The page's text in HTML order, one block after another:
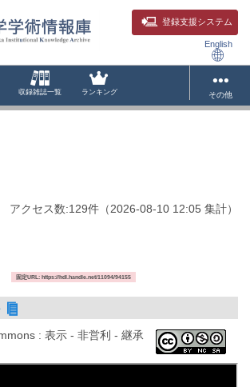
登録支援システム
English
収録雑誌一覧 ランキング その他
アクセス数:129件 （2026-08-10 12:05 集計）
固定URL: https://hdl.handle.net/11094/94155
: 表示 - 非営利 - 継承